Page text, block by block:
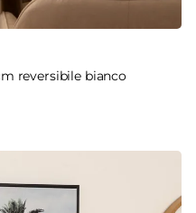
reversibile bianco